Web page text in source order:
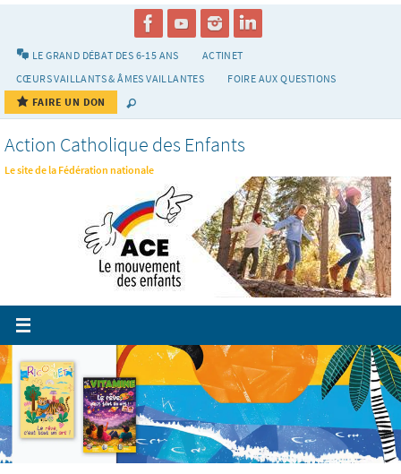
LE GRAND DÉBAT DES 6-15 ANS
ACTINET
CŒURS VAILLANTS & ÂMES VAILLANTES
FOIRE AUX QUESTIONS
FAIRE UN DON
Action Catholique des Enfants
Le site de la Fédération nationale